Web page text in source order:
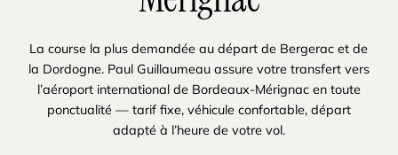
La course la plus demandée au départ de Bergerac et de
la Dordogne. Paul Guillaumeau assure votre transfert vers
l’aéroport international de Bordeaux-Mérignac en toute
ponctualité — tarif fixe, véhicule confortable, départ
adapté à l’heure de votre vol.